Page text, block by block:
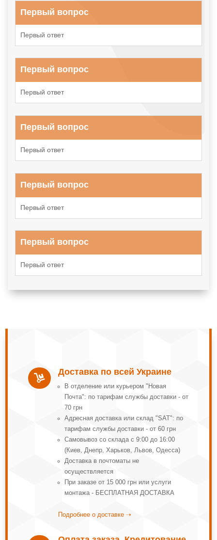
Первый вопрос
Первый ответ
Первый вопрос
Первый ответ
Первый вопрос
Первый ответ
Первый вопрос
Первый ответ
Первый вопрос
Первый ответ

Доставка по всей Украине
В отделение или курьером "Новая
Почта": по тарифам службы доставки - от
70 грн
Адресная доставка или склад "SAT": по
тарифам службы доставки - от 60 грн
Самовывоз со склада с 9:00 до 16:00
(Киев, Днепр, Харьков, Львов, Одесса)
Доставка в почтоматы не
осуществляется
При заказе от 15 000 грн или услуги
монтажа - БЕСПЛАТНАЯ ДОСТАВКА
Подробнее о доставке ➝